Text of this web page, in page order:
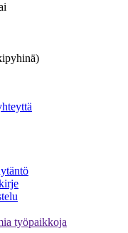
työpaikkoja